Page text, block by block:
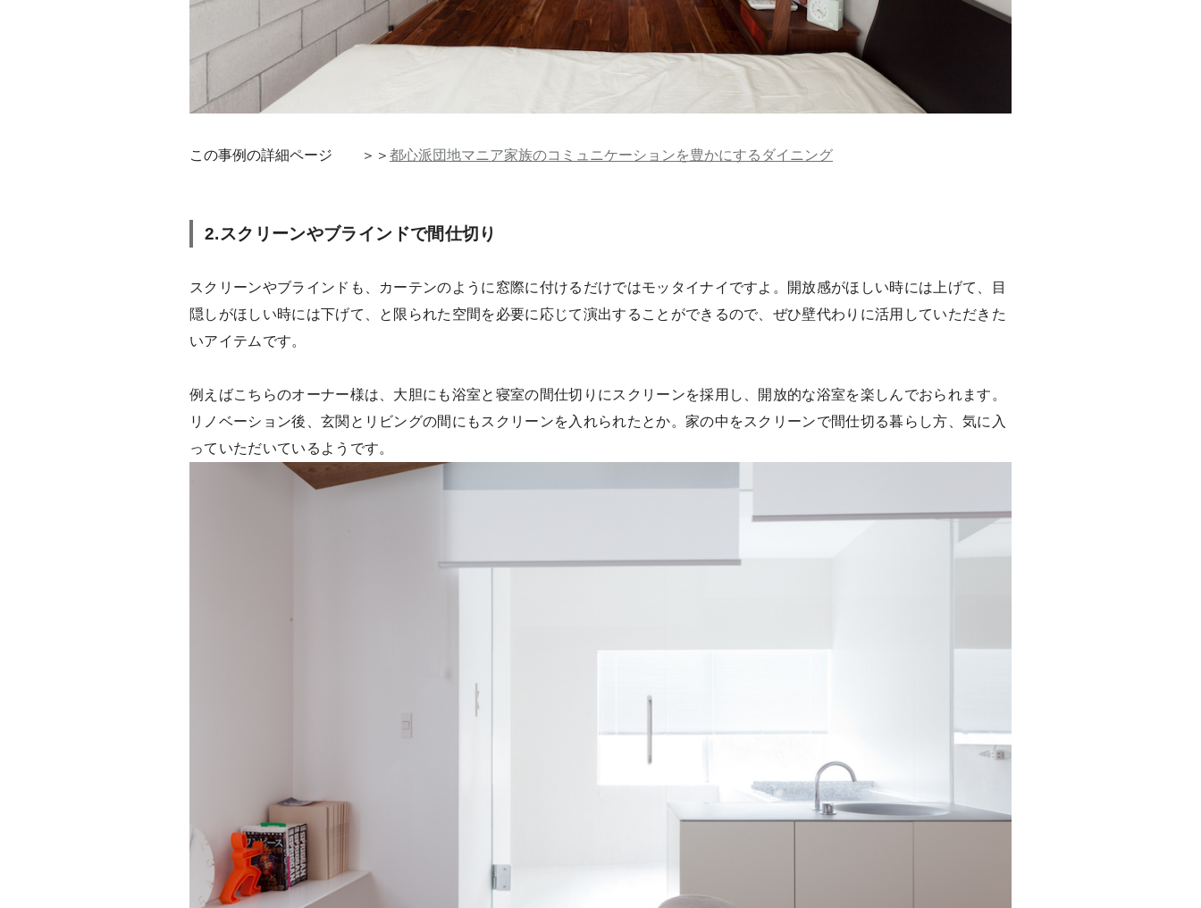
この事例の詳細ページ ＞＞ 都心派団地マニア家族のコミュニケーションを豊かにするダイニング
2.スクリーンやブラインドで間仕切り
スクリーンやブラインドも、カーテンのように窓際に付けるだけではモッタイナイですよ。開放感がほしい時には上げて、目
隠しがほしい時には下げて、と限られた空間を必要に応じて演出することができるので、ぜひ壁代わりに活用していただきた
いアイテムです。
例えばこちらのオーナー様は、大胆にも浴室と寝室の間仕切りにスクリーンを採用し、開放的な浴室を楽しんでおられます。
リノベーション後、玄関とリビングの間にもスクリーンを入れられたとか。家の中をスクリーンで間仕切る暮らし方、気に入
っていただいているようです。